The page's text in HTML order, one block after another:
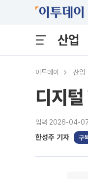
산업
이투데이 산업
디지
입력 2026-04-
한성주 기자 구